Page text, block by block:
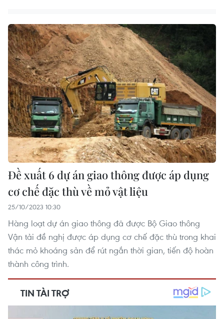
Đề xuất 6 dự án giao thông được áp dụng
cơ chế đặc thù về mỏ vật liệu
25/10/2023 10:30
Hàng loạt dự án giao thông đã được Bộ Giao thông
Vận tải đề nghị được áp dụng cơ chế đặc thù trong khai
thác mỏ khoáng sản để rút ngắn thời gian, tiến độ hoàn
thành công trình.